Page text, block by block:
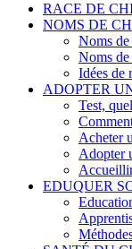
RACE DE
NOMS DE
Noms
Noms
Idées de
ADOPTER
Test,
Acheter
Adopter
EDUQUER